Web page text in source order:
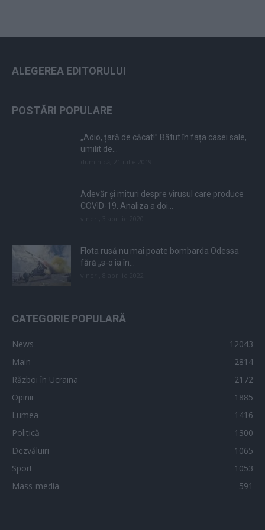
ALEGEREA EDITORULUI
POSTĂRI POPULARE
„Adio, țară de căcat!” Bătut în fața casei sale,
umilit de...
Adevăr și mituri despre virusul care produce
COVID-19. Analiza a doi...
Flota rusă nu mai poate bombarda Odessa
fără „s-o ia în...
CATEGORIE POPULARĂ
News
12043
Main
2814
Război în Ucraina
2172
Opinii
1885
Lumea
1416
Politică
1300
Dezvăluiri
1065
Sport
1053
Mass-media
591